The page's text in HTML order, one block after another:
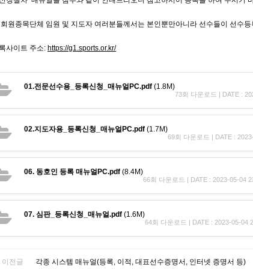
원종목단체 임원 및 지도자 여러분들께서는 본인뿐만아니라 선수들이 선수
사이트 주소: https://g1.sports.or.kr/
01.전문선수용_등록신청_매뉴얼PC.pdf (1.8M)
73회 다운로드 | DATE :
02.지도자용_등록신청_매뉴얼PC.pdf (1.7M)
69회 다운로드 | DATE :
06. 동호인 등록 매뉴얼PC.pdf (8.4M)
66회 다운로드 | DATE : 2023-05-04
07. 심판_등록신청_매뉴얼.pdf (1.6M)
64회 다운로드 | DATE : 2023-05-04
이전글 각종 시스템 매뉴얼(등록, 이적, 대표선수증명서, 인터넷 증명서 등)